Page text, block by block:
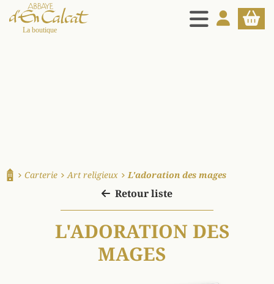
MENU
MON PANIER
Carterie Art religieux L'adoration des mages
Retour liste
L'ADORATION DES
MAGES